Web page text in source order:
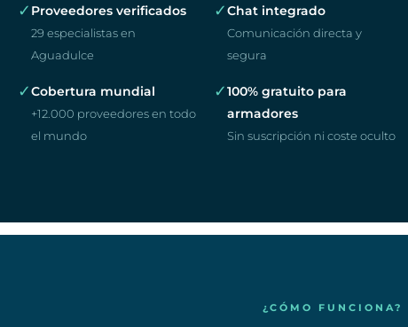
✓ Proveedores verificados
29 especialistas en
Aguadulce
✓Chat integrado
Comunicación directa y
segura
✓Cobertura mundial
+12.000 proveedores en todo
el mundo
✓100% gratuito para
armadores
Sin suscripción ni coste oculto
¿CÓMO FUNCIONA?